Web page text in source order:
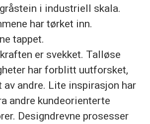
i industriell skala.
har tørket inn.
tappet.
er svekket. Talløse
har forblitt uutforsket,
av andre. Lite inspirasjon har
andre kundeorienterte
Designdrevne prosesser